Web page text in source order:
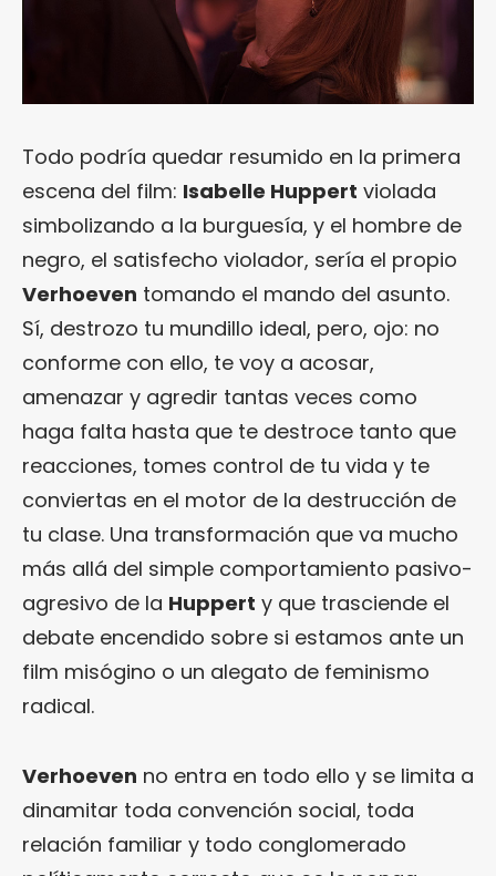
Todo podría quedar resumido en la primera
escena del film: Isabelle Huppert violada
simbolizando a la burguesía, y el hombre de
negro, el satisfecho violador, sería el propio
Verhoeven tomando el mando del asunto.
Sí, destrozo tu mundillo ideal, pero, ojo: no
conforme con ello, te voy a acosar,
amenazar y agredir tantas veces como
haga falta hasta que te destroce tanto que
reacciones, tomes control de tu vida y te
conviertas en el motor de la destrucción de
tu clase. Una transformación que va mucho
más allá del simple comportamiento pasivo-
agresivo de la Huppert y que trasciende el
debate encendido sobre si estamos ante un
film misógino o un alegato de feminismo
radical.
Verhoeven no entra en todo ello y se limita a
dinamitar toda convención social, toda
relación familiar y todo conglomerado